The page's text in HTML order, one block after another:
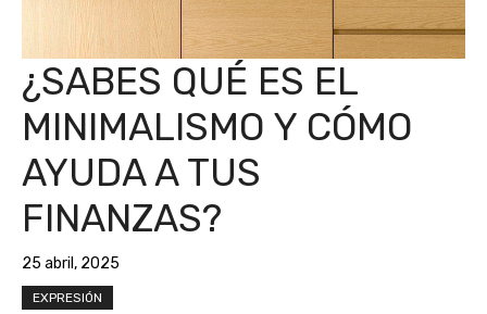
¿SABES QUÉ ES EL
MINIMALISMO Y CÓMO
AYUDA A TUS
FINANZAS?
25 abril, 2025
EXPRESIÓN